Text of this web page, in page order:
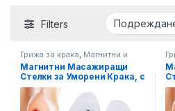
Filters
Грижа за крака Магнитни и
Турмалинови решения
Схващания, Масажи
Магнитни Масажиращи
Стелки за Уморени Крака, с
8 Магнита, Прозрачни
Силиконови, Код: MS-001
8